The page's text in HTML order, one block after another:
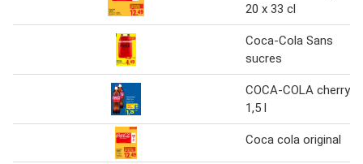
20 x 33 cl
Coca-Cola Sans
sucres
COCA-COLA cherry
1,5 l
Coca cola original